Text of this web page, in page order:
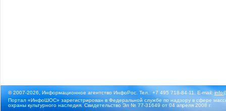
© 2007-2026, Информационное агентство ИнфоРос. Тел.: +7 495 718-84-11, E-mail:
Портал «ИнфоШОС» зарегистрирован в Федеральной службе по надзору в сфере
охраны культурного наследия. Свидетельство Эл № 77-31649 от 04 апреля 2008 г.